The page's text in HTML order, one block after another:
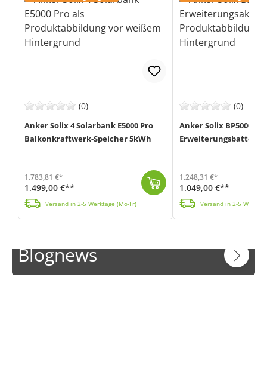
(0)
Anker Solix 4 Solarbank E5000 Pro
Balkonkraftwerk-Speicher 5kWh
1.783,81 €*
1.499,00 €**
Versand in 2-5 Werktage (Mo-Fr)
(0)
Anker Solix BP5000
Erweiterungsbatterie
1.248,31 €*
1.049,00 €**
Versand in 2-5
Blognews